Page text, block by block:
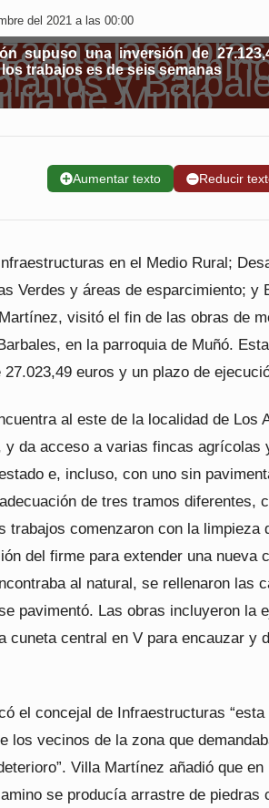
del 2021 a las 00:00
supuso una inversión de
trabajos es de seis semanas
➕Aumentar texto ➖Reducir
en el Medio Rural;
Verdes y áreas de esparcimiento; y
visitó el fin de las obras de
en la parroquia de Muñó.
27.023,49 euros y un plazo de
al este de la localidad de Los
y da acceso a varias fincas agrícolas
e, incluso, con uno sin
de tres tramos diferentes,
trabajos comenzaron con la limpieza
del firme para extender una nueva
al natural, se rellenaron las
pavimentó. Las obras incluyeron la
cuneta central en V para encauzar y
el concejal de Infraestructuras
los vecinos de la zona que
Villa Martínez añadió que
se producía arrastre de piedras